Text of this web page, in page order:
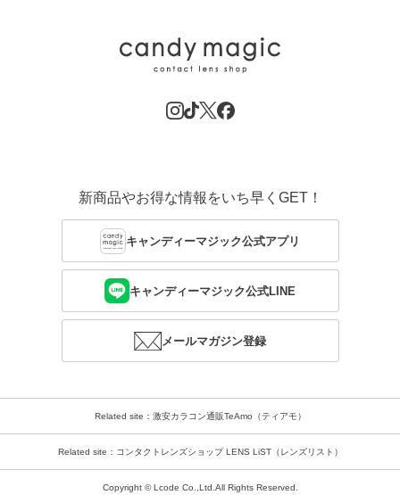
新商品やお得な情報をいち早くGET！
キャンディーマジック公式アプリ
キャンディーマジック公式LINE
メールマガジン登録
Related site：激安カラコン通販TeAmo（ティアモ）
Related site：コンタクトレンズショップ LENS LiST（レンズリスト）
Copyright © Lcode Co.,Ltd.All Rights Reserved.